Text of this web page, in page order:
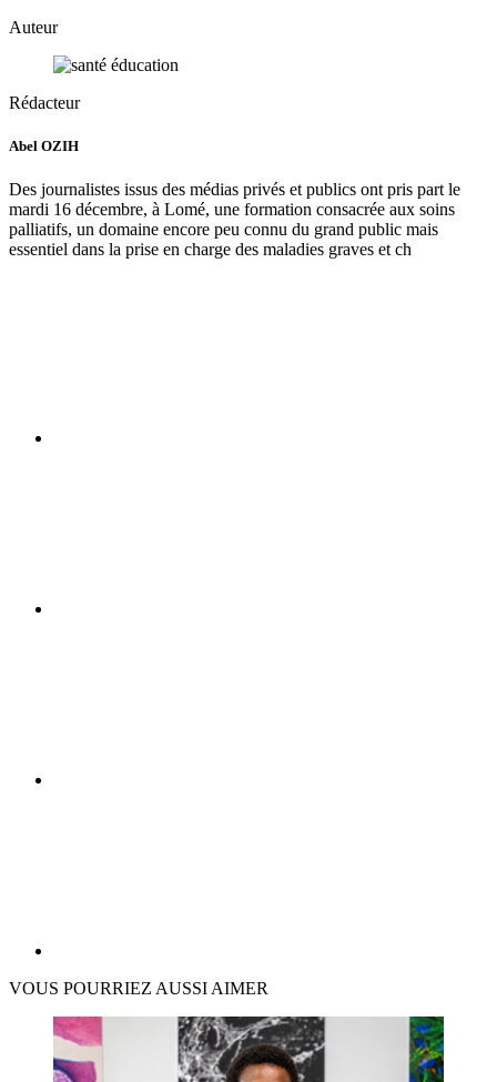
Auteur
Rédacteur
Abel OZIH
Des journalistes issus des médias privés et publics ont pris part le
mardi 16 décembre, à Lomé, une formation consacrée aux soins
palliatifs, un domaine encore peu connu du grand public mais
essentiel dans la prise en charge des maladies graves et ch
VOUS POURRIEZ AUSSI AIMER